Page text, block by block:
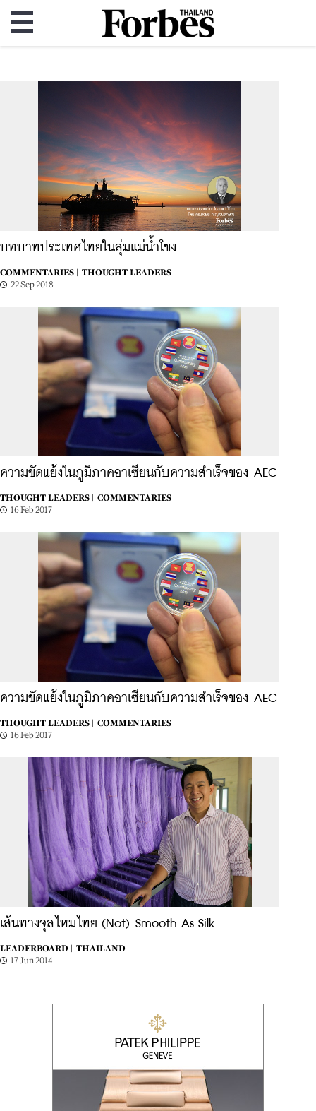
บทบาทประเทศไทยในลุ่มแม่น้ำโขง
COMMENTARIES |
THOUGHT LEADERS
22 Sep 2018
ความขัดแย้งในภูมิภาคอาเซียนกับความสำเร็จของ AEC
THOUGHT LEADERS |
COMMENTARIES
16 Feb 2017
ความขัดแย้งในภูมิภาคอาเซียนกับความสำเร็จของ AEC
THOUGHT LEADERS |
COMMENTARIES
16 Feb 2017
เส้นทางจุลไหมไทย (Not) Smooth As Silk
LEADERBOARD |
THAILAND
17 Jun 2014